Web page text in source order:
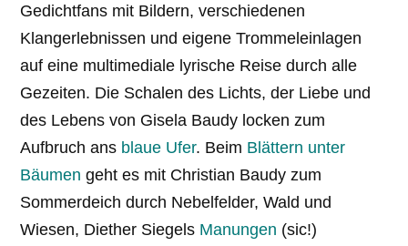
Gedichtfans mit Bildern, verschiedenen
Klangerlebnissen und eigene Trommeleinlagen
auf eine multimediale lyrische Reise durch alle
Gezeiten. Die Schalen des Lichts, der Liebe und
des Lebens von Gisela Baudy locken zum
Aufbruch ans blaue Ufer. Beim Blättern unter
Bäumen geht es mit Christian Baudy zum
Sommerdeich durch Nebelfelder, Wald und
Wiesen, Diether Siegels Manungen (sic!)